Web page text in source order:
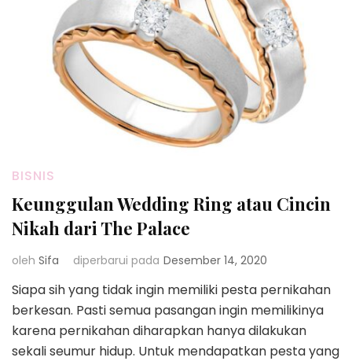
BISNIS
Keunggulan Wedding Ring atau Cincin
Nikah dari The Palace
oleh Sifa diperbarui pada Desember 14, 2020
Siapa sih yang tidak ingin memiliki pesta pernikahan
berkesan. Pasti semua pasangan ingin memilikinya
karena pernikahan diharapkan hanya dilakukan
sekali seumur hidup. Untuk mendapatkan pesta yang